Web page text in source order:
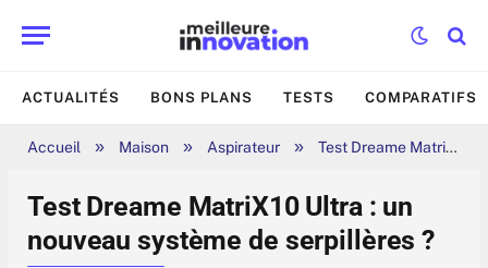
ACTUALITÉS BONS PLANS TESTS COMPARATIFS
Accueil » Maison » Aspirateur » Test Dreame MatriX10 Ultra : un nouveau système de serpillères ?
Test Dreame MatriX10 Ultra : un
nouveau système de serpillères ?